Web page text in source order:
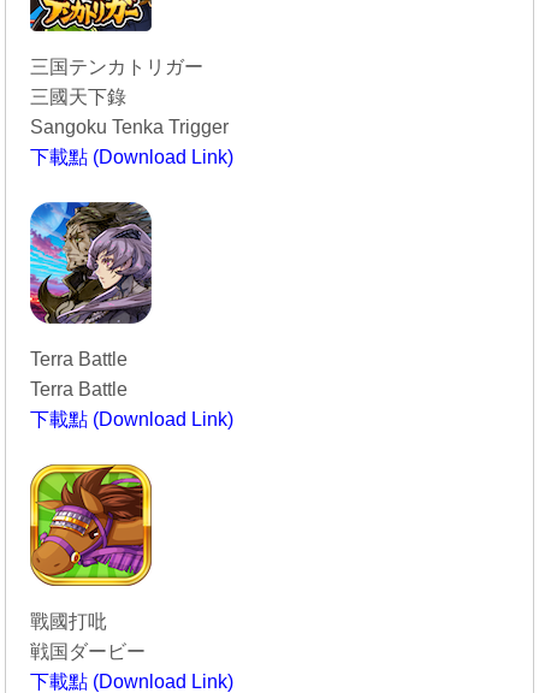
三国テンカトリガー
三國天下錄
Sangoku Tenka Trigger
下載點 (Download Link)
Terra Battle
Terra Battle
下載點 (Download Link)
戰國打吡
戦国ダービー
下載點 (Download Link)